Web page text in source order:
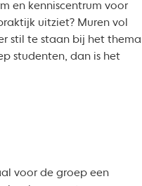
en kenniscentrum voor
uitziet? Muren vol
stil te staan bij het thema
studenten, dan is het
voor de groep een